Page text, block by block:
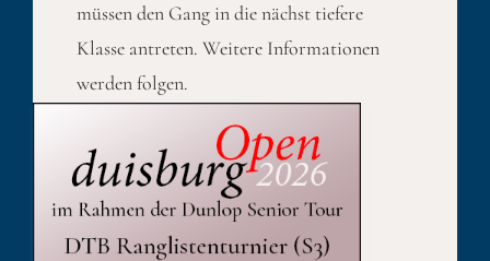
müssen den Gang in die nächst tiefere
Klasse antreten. Weitere Informationen
werden folgen.
Published On: 8. Juli 2013
Kategorien:Sport